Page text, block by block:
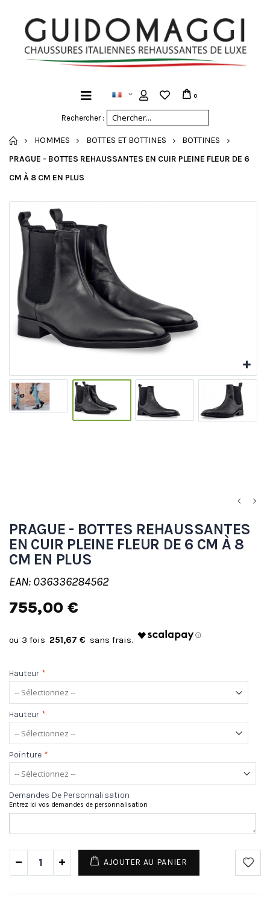
Rechercher :
0
ACCUEIL
HOMMES BOTTES ET BOTTINES
BOTTINES
PRAGUE - BOTTES REHAUSSANTES EN CUIR PLEINE FLEUR DE 6
CM À 8 CM EN PLUS
PRAGUE - BOTTES REHAUSSANTES
EN CUIR PLEINE FLEUR DE 6 CM À 8
CM EN PLUS
EAN: 036336284562
755,00 €
251,67 €
Hauteur *
Hauteur *
Pointure *
Demandes De Personnalisation
Entrez ici vos demandes de personnalisation
AJOUTER AU PANIER